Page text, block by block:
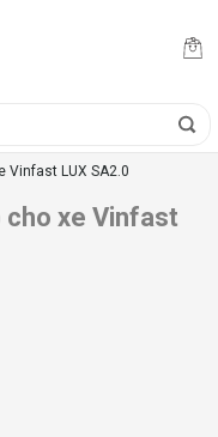
Vinfast LUX SA2.0
cho xe Vinfast